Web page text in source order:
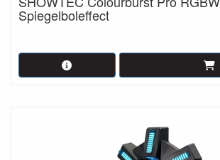
Spiegelboleffect